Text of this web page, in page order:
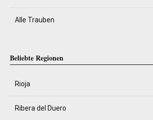
Alle Trauben
Beliebte Regionen
Rioja
Ribera del Duero